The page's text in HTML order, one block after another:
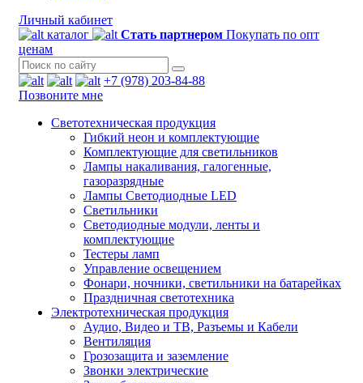
Личный кабинет
каталог
Стать партнером Покупать по опт
ценам
+7 (978) 203-84-88
Позвоните мне
Светотехническая продукция
Гибкий неон и комплектующие
Комплектующие для светильников
Лампы накаливания, галогенные,
газоразрядные
Лампы Светодиодные LED
Светильники
Светодиодные модули, ленты и
комплектующие
Тестеры ламп
Управление освещением
Фонари, ночники, светильники на батарейках
Праздничная светотехника
Электротехническая продукция
Аудио, Видео и ТВ, Разъемы и Кабели
Вентиляция
Грозозащита и заземление
Звонки электрические